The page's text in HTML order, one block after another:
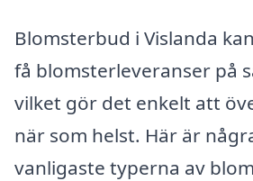
Blomsterbud i Vislanda
få blomsterleveranser på
vilket gör det enkelt att
när som helst. Här är
vanligaste typerna av